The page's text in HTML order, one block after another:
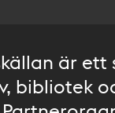
är ett
bibliotek